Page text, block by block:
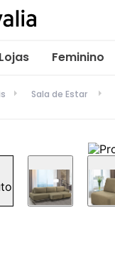
Lojas Feminino
Sala de Estar